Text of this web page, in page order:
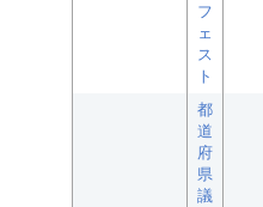
フ
ェ
ス
ト
都
道
府
県
議